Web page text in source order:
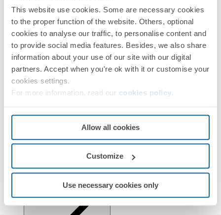
This website use cookies. Some are necessary cookies
to the proper function of the website. Others, optional
cookies to analyse our traffic, to personalise content and
to provide social media features. Besides, we also share
information about your use of our site with our digital
partners. Accept when you're ok with it or customise your
cookies settings.
For more information, read our cookies policy
Allow all cookies
Customize
Use necessary cookies only
Informations techniques
Installation et Maintenance